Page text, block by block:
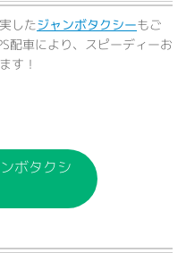
したジャンボタクシーもご
配車により、スピーディーお
す！
ボタクシ